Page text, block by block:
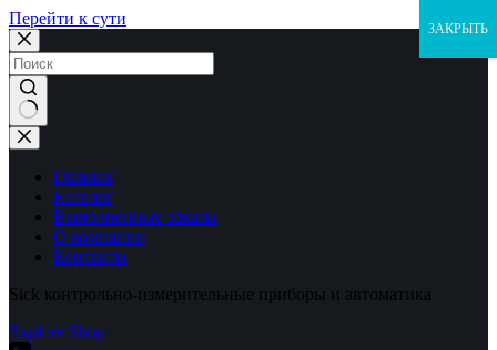
Перейти к сути
Ничего
не
найденоГлавная
Каталог
Выполненные заказы
О компании
Контакты
Sick контрольно-измерительные приборы и автоматика
Explore Shop
ЗАКРЫТЬ